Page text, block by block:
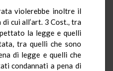
violerebbe inoltre il
cui all’art. 3 Cost., tra
la legge e quelli
tra quelli che sono
di legge e quelli che
condannati a pena di